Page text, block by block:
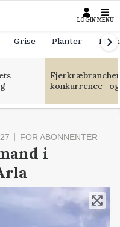
LOGIN MENU
Grise Planter
konkurrence-
FOR ABONNENTER
i